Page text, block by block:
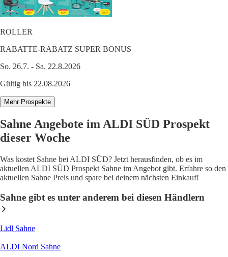
ROLLER
RABATTE-RABATZ SUPER BONUS
So. 26.7. - Sa. 22.8.2026
Gültig bis 22.08.2026
Mehr Prospekte
Sahne Angebote im ALDI SÜD Prospekt
dieser Woche
Was kostet Sahne bei ALDI SÜD? Jetzt herausfinden, ob es im
aktuellen ALDI SÜD Prospekt Sahne im Angebot gibt. Erfahre so den
aktuellen Sahne Preis und spare bei deinem nächsten Einkauf!
Sahne gibt es unter anderem bei diesen Händlern
Lidl Sahne
ALDI Nord Sahne